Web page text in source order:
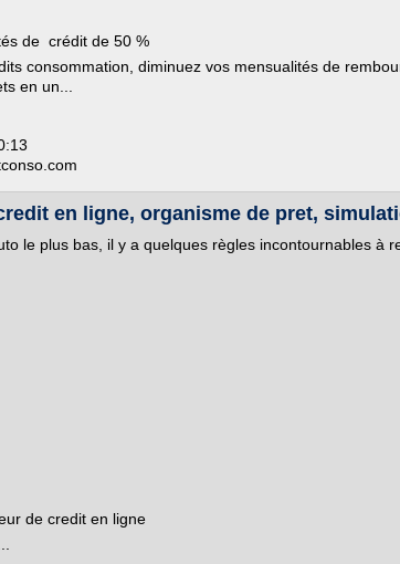
de crédit de 50 %
consommation, diminuez vos mensualités de
en un...
en ligne, organisme de pret,
le plus bas, il y a quelques règles incontournables à
de credit en ligne